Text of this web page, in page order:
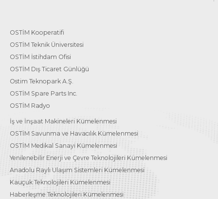
OSTİM Kooperatifi
OSTİM Teknik Üniversitesi
OSTİM İstihdam Ofisi
OSTİM Dış Ticaret Günlüğü
Ostim Teknopark A.Ş.
OSTİM Spare Parts Inc.
OSTİM Radyo
İş ve İnşaat Makineleri Kümelenmesi
OSTİM Savunma ve Havacılık Kümelenmesi
OSTİM Medikal Sanayi Kümelenmesi
Yenilenebilir Enerji ve Çevre Teknolojileri Kümelenmesi
Anadolu Raylı Ulaşım Sistemleri Kümelenmesi
Kauçuk Teknolojileri Kümelenmesi
Haberleşme Teknolojileri Kümelenmesi